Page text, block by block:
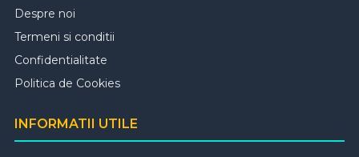
Despre noi
Termeni si conditii
Confidentialitate
Politica de Cookies
INFORMATII UTILE